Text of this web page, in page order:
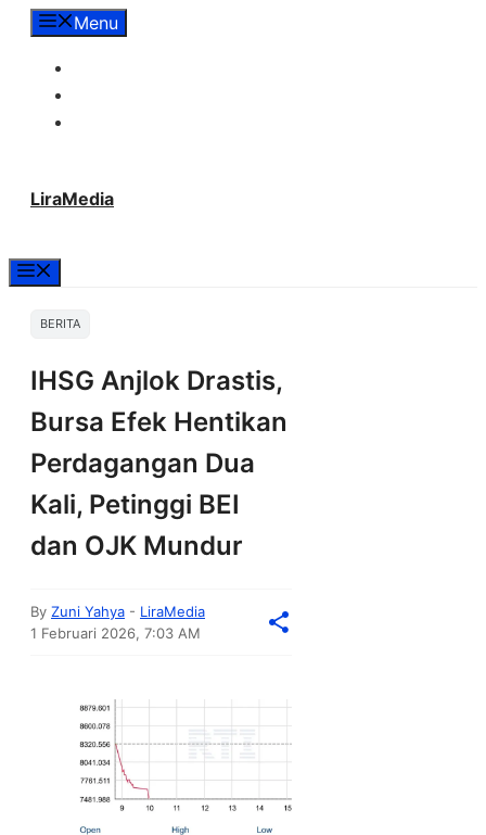
LangsungMenu
LiraMedia
BERITA
IHSG Anjlok Drastis,
Bursa Efek Hentikan
Perdagangan Dua
Kali, Petinggi BEI
dan OJK Mundur
By Zuni Yahya - LiraMedia
1 Februari 2026, 7:03 AM